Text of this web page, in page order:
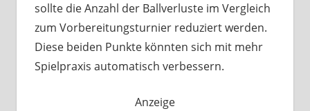
sollte die Anzahl der Ballverluste im Vergleich
zum Vorbereitungsturnier reduziert werden.
Diese beiden Punkte könnten sich mit mehr
Spielpraxis automatisch verbessern.
Anzeige